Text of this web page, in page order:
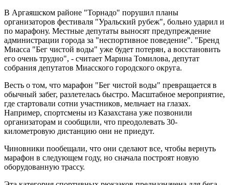
В Аргаяшском районе "Торнадо" порушил планы
организаторов фестиваля "Уральский рубеж", больно ударил и
по марафону. Местные депутаты выносят предупреждение
администрации города за "неспортивное поведение". "Бренд
Миасса "Бег чистой воды" уже будет потерян, а восстановить
его очень трудно", - считает Марина Томилова, депутат
собрания депутатов Миасского городского округа.
Весть о том, что марафон "Бег чистой воды" превращается в
обычный забег, разлетелась быстро. Масштабное мероприятие,
где стартовали сотни участников, мельчает на глазах.
Например, спортсмены из Казахстана уже позвонили
организаторам и сообщили, что преодолевать 30-
километровую дистанцию они не приедут.
Чиновники пообещали, что они сделают все, чтобы вернуть
марафон в следующем году, но сначала построят новую
оборудованную трассу.